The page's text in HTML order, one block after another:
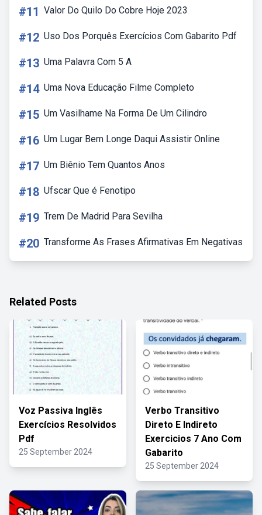
#11 Valor Do Quilo Do Cobre Hoje 2023
#12 Uso Dos Porquês Exercícios Com Gabarito Pdf
#13 Uma Palavra Com 5 A
#14 Uma Nova Educação Filme Completo
#15 Um Vasilhame Na Forma De Um Cilindro
#16 Um Lugar Bem Longe Daqui Assistir Online
#17 Um Biênio Tem Quantos Anos
#18 Ufscar Que é Fenotipo
#19 Trem De Madrid Para Sevilha
#20 Transforme As Frases Afirmativas Em Negativas
Related Posts
Voz Passiva Inglês
Exercícios Resolvidos
Pdf
25 September 2024
Verbo Transitivo
Direto E Indireto
Exercicios 7 Ano Com
Gabarito
25 September 2024